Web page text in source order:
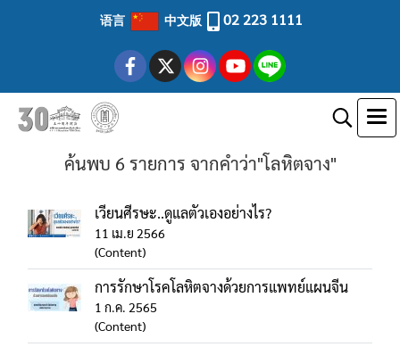
语言 中文版 02 223 1111
ค้นพบ 6 รายการ จากคำว่า"โลหิตจาง"
เวียนศีรษะ..ดูแลตัวเองอย่างไร?
11 เม.ย 2566
(Content)
การรักษาโรคโลหิตจางด้วยการแพทย์แผนจีน
1 ก.ค. 2565
(Content)